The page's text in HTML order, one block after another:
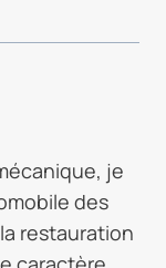
je
des
restauration